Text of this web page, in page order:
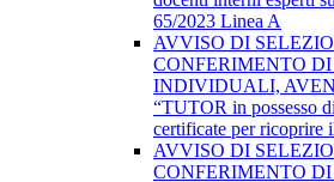
65/2023 Linea A
AVVISO DI
CONFERIMENTO
INDIVIDUALI,
“TUTOR in possesso
certificate per ricoprire
AVVISO DI
CONFERIMENTO